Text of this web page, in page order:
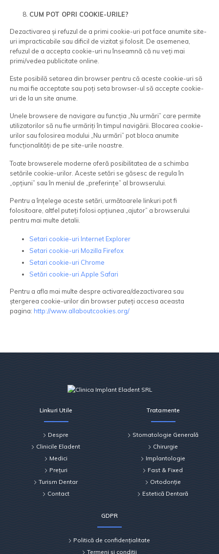
CUM POT OPRI COOKIE-URILE?
Dezactivarea și refuzul de a primi cookie-uri pot face anumite site-
uri impracticabile sau dificil de vizitat și folosit. De asemenea,
refuzul de a accepta cookie-uri nu înseamnă că nu veți mai
primi/vedea publicitate online.
Este posibilă setarea din browser pentru că aceste cookie-uri să
nu mai fie acceptate sau poți seta browser-ul să accepte cookie-
uri de la un site anume.
Unele browsere de navigare au funcția „Nu urmări” care permite
utilizatorilor să nu fie urmăriți în timpul navigării. Blocarea cookie-
urilor sau folosirea modului „Nu urmări” pot bloca anumite
funcționalități de pe site-urile noastre.
Toate browserele moderne oferă posibilitatea de a schimba
setările cookie-urilor. Aceste setări se găsesc de regula în
„opțiuni” sau în meniul de „preferințe” al browserului.
Pentru a înțelege aceste setări, următoarele linkuri pot fi
folositoare, altfel puteți folosi opțiunea „ajutor” a browserului
pentru mai multe detalii.
Setari cookie-uri Internet Explorer
Setari cookie-uri Mozilla Firefox
Setari cookie-uri Chrome
Setări cookie-uri Apple Safari
Pentru a afla mai multe despre activarea/dezactivarea sau
ștergerea cookie-urilor din browser puteți accesa aceasta
pagina: http://www.allaboutcookies.org/
Linkuri Utile
Despre
Clinicile Eladent
Medici
Prețuri
Turism Dentar
Contact
Tratamente
Stomatologie Generală
Chirurgie
Implantologie
Fast & Fixed
Ortodonție
Estetică Dentară
GDPR
Politică de confidențialitate
Termeni și condiții